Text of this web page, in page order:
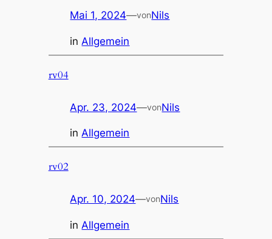
Mai 1, 2024—vonNils
in Allgemein
rv04
Apr. 23, 2024—vonNils
inAllgemein
rv02
Apr. 10, 2024—vonNils
in Allgemein